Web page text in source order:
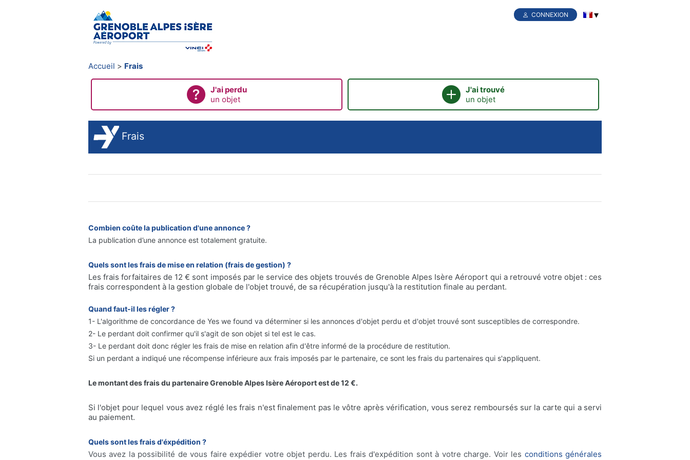
CONNEXION
Accueil Frais
J'ai perdu
un objet
J'ai trouvé
un objet
Frais
Combien coûte la publication d'une annonce ?
La publication d’une annonce est totalement gratuite.
Quels sont les frais de mise en relation (frais de gestion) ?
Les frais forfaitaires de 12 € sont imposés par le service des objets trouvés de Grenoble Alpes Isère Aéroport qui a retrouvé votre objet : ces
frais correspondent à la gestion globale de l'objet trouvé, de sa récupération jusqu'à la restitution finale au perdant.
Quand faut-il les régler ?
1- L'algorithme de concordance de Yes we found va déterminer si les annonces d'objet perdu et d'objet trouvé sont susceptibles de correspondre.
2- Le perdant doit confirmer qu'il s'agit de son objet si tel est le cas.
3- Le perdant doit donc régler les frais de mise en relation afin d'être informé de la procédure de restitution.
Si un perdant a indiqué une récompense inférieure aux frais imposés par le partenaire, ce sont les frais du partenaires qui s'appliquent.
Le montant des frais du partenaire Grenoble Alpes Isère Aéroport est de 12 €.
Si l'objet pour lequel vous avez réglé les frais n'est finalement pas le vôtre après vérification, vous serez remboursés sur la carte qui a servi
au paiement.
Quels sont les frais d'éxpédition ?
Vous avez la possibilité de vous faire expédier votre objet perdu. Les frais d'expédition sont à votre charge. Voir les conditions générales